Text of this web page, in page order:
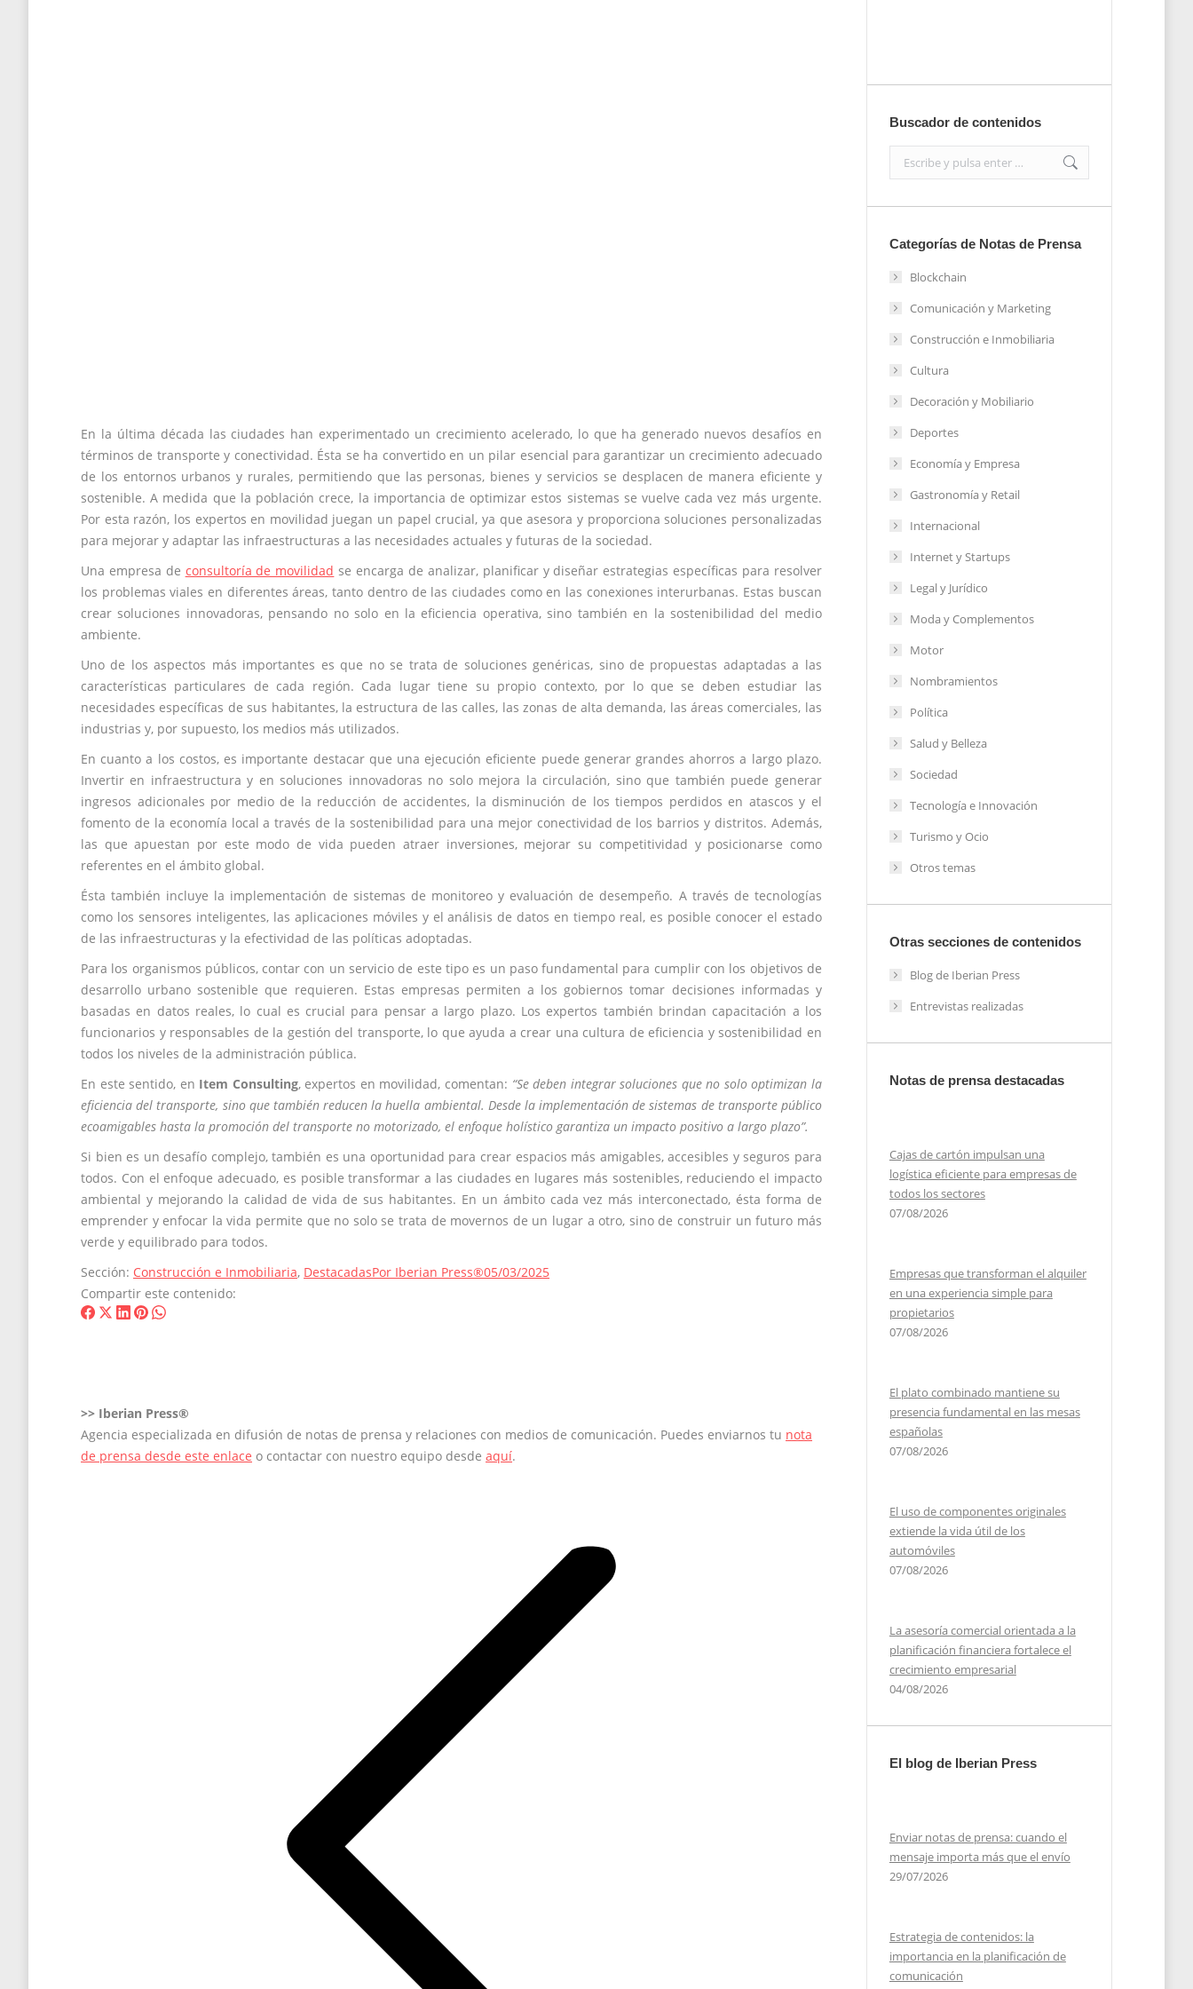
En la última década las ciudades han experimentado un crecimiento acelerado, lo que ha generado nuevos desafíos en
términos de transporte y conectividad. Ésta se ha convertido en un pilar esencial para garantizar un crecimiento adecuado
de los entornos urbanos y rurales, permitiendo que las personas, bienes y servicios se desplacen de manera eficiente y
sostenible. A medida que la población crece, la importancia de optimizar estos sistemas se vuelve cada vez más urgente.
Por esta razón, los expertos en movilidad juegan un papel crucial, ya que asesora y proporciona soluciones personalizadas
para mejorar y adaptar las infraestructuras a las necesidades actuales y futuras de la sociedad.
Una empresa de consultoría de movilidad se encarga de analizar, planificar y diseñar estrategias específicas para resolver
los problemas viales en diferentes áreas, tanto dentro de las ciudades como en las conexiones interurbanas. Estas buscan
crear soluciones innovadoras, pensando no solo en la eficiencia operativa, sino también en la sostenibilidad del medio
ambiente.
Uno de los aspectos más importantes es que no se trata de soluciones genéricas, sino de propuestas adaptadas a las
características particulares de cada región. Cada lugar tiene su propio contexto, por lo que se deben estudiar las
necesidades específicas de sus habitantes, la estructura de las calles, las zonas de alta demanda, las áreas comerciales, las
industrias y, por supuesto, los medios más utilizados.
En cuanto a los costos, es importante destacar que una ejecución eficiente puede generar grandes ahorros a largo plazo.
Invertir en infraestructura y en soluciones innovadoras no solo mejora la circulación, sino que también puede generar
ingresos adicionales por medio de la reducción de accidentes, la disminución de los tiempos perdidos en atascos y el
fomento de la economía local a través de la sostenibilidad para una mejor conectividad de los barrios y distritos. Además,
las que apuestan por este modo de vida pueden atraer inversiones, mejorar su competitividad y posicionarse como
referentes en el ámbito global.
Ésta también incluye la implementación de sistemas de monitoreo y evaluación de desempeño. A través de tecnologías
como los sensores inteligentes, las aplicaciones móviles y el análisis de datos en tiempo real, es posible conocer el estado
de las infraestructuras y la efectividad de las políticas adoptadas.
Para los organismos públicos, contar con un servicio de este tipo es un paso fundamental para cumplir con los objetivos de
desarrollo urbano sostenible que requieren. Estas empresas permiten a los gobiernos tomar decisiones informadas y
basadas en datos reales, lo cual es crucial para pensar a largo plazo. Los expertos también brindan capacitación a los
funcionarios y responsables de la gestión del transporte, lo que ayuda a crear una cultura de eficiencia y sostenibilidad en
todos los niveles de la administración pública.
En este sentido, en Item Consulting, expertos en movilidad, comentan: “Se deben integrar soluciones que no solo optimizan la
eficiencia del transporte, sino que también reducen la huella ambiental. Desde la implementación de sistemas de transporte público
ecoamigables hasta la promoción del transporte no motorizado, el enfoque holístico garantiza un impacto positivo a largo plazo”.
Si bien es un desafío complejo, también es una oportunidad para crear espacios más amigables, accesibles y seguros para
todos. Con el enfoque adecuado, es posible transformar a las ciudades en lugares más sostenibles, reduciendo el impacto
ambiental y mejorando la calidad de vida de sus habitantes. En un ámbito cada vez más interconectado, ésta forma de
emprender y enfocar la vida permite que no solo se trata de movernos de un lugar a otro, sino de construir un futuro más
verde y equilibrado para todos.
Sección: Construcción e Inmobiliaria, DestacadasPor Iberian Press®05/03/2025
Compartir este contenido:
ShareShareShare
ShareShare
>> Iberian Press®
Agencia especializada en difusión de notas de prensa y relaciones con medios de comunicación. Puedes enviarnos tu nota
de prensa desde este enlace o contactar con nuestro equipo desde aquí.
Buscador de contenidos
Categorías de Notas de Prensa
Blockchain
Comunicación y Marketing
Construcción e Inmobiliaria
Cultura
Decoración y Mobiliario
Deportes
Economía y Empresa
Gastronomía y Retail
Internacional
Internet y Startups
Legal y Jurídico
Moda y Complementos
Motor
Nombramientos
Política
Salud y Belleza
Sociedad
Tecnología e Innovación
Turismo y Ocio
Otros temas
Otras secciones de contenidos
Blog de Iberian Press
Entrevistas realizadas
Notas de prensa destacadas
Cajas de cartón impulsan una
logística eficiente para empresas de
todos los sectores
07/08/2026
Empresas que transforman el alquiler
en una experiencia simple para
propietarios
07/08/2026
El plato combinado mantiene su
presencia fundamental en las mesas
españolas
07/08/2026
El uso de componentes originales
extiende la vida útil de los
automóviles
07/08/2026
La asesoría comercial orientada a la
planificación financiera fortalece el
crecimiento empresarial
04/08/2026
El blog de Iberian Press
Enviar notas de prensa: cuando el
mensaje importa más que el envío
29/07/2026
Estrategia de contenidos: la
importancia en la planificación de
comunicación